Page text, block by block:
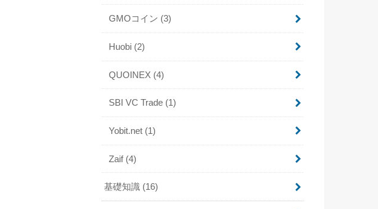
GMOコイン (3)
Huobi (2)
QUOINEX (4)
SBI VC Trade (1)
Yobit.net (1)
Zaif (4)
基礎知識 (16)